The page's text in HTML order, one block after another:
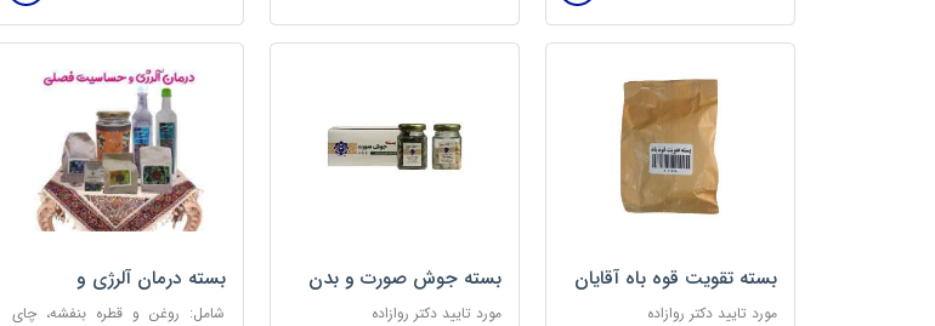
بسته تقویت قوه باه آقایان
مورد تایید دکتر روازاده
بسته جوش صورت و بدن
مورد تایید دکتر روازاده
بسته درمان آلرژی و
حساسیت فصلی
شامل: روغن و قطره بنفشه، چای